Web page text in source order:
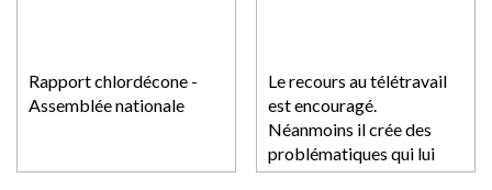
Rapport chlordécone -
Assemblée nationale
Le recours au télétravail
est encouragé.
Néanmoins il crée des
problématiques qui lui
sont particulières